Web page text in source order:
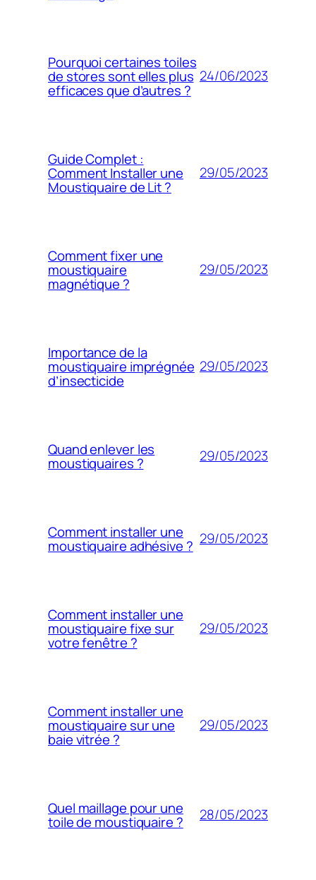
Pourquoi certaines toiles
de stores sont elles plus
efficaces que d’autres ?
24/06/2023
Guide Complet :
Comment Installer une
Moustiquaire de Lit ?
29/05/2023
Comment fixer une
moustiquaire
magnétique ?
29/05/2023
Importance de la
moustiquaire imprégnée
d’insecticide
29/05/2023
Quand enlever les
moustiquaires ? 29/05/2023
Comment installer une
moustiquaire adhésive ? 29/05/2023
Comment installer une
moustiquaire fixe sur
votre fenêtre ?
29/05/2023
Comment installer une
moustiquaire sur une
baie vitrée ?
29/05/2023
Quel maillage pour une
toile de moustiquaire ? 28/05/2023